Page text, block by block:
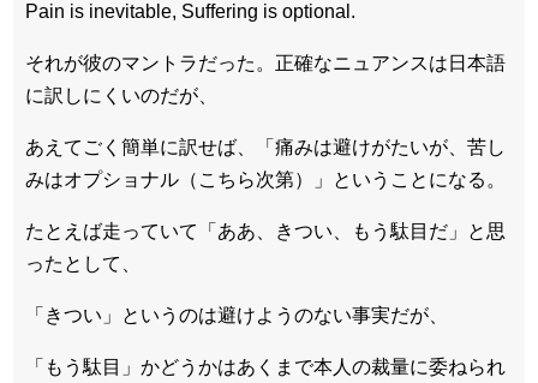
Pain is inevitable, Suffering is optional.
それが彼のマントラだった。正確なニュアンスは日本語
に訳しにくいのだが、
あえてごく簡単に訳せば、「痛みは避けがたいが、苦し
みはオプショナル（こちら次第）」ということになる。
たとえば走っていて「ああ、きつい、もう駄目だ」と思
ったとして、
「きつい」というのは避けようのない事実だが、
「もう駄目」かどうかはあくまで本人の裁量に委ねられ